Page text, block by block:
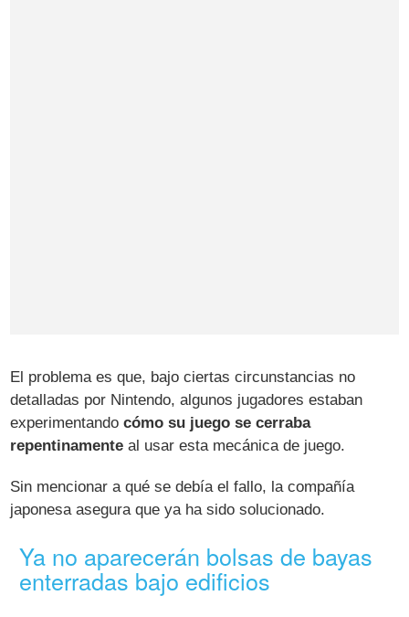
El problema es que, bajo ciertas circunstancias no
detalladas por Nintendo, algunos jugadores estaban
experimentandocómo su juego se cerraba
repentinamente al usar esta mecánica de juego.
Sin mencionar a qué se debía el fallo, la compañía
japonesa asegura que ya ha sido solucionado.
Ya no aparecerán bolsas de bayas
enterradas bajo edificios